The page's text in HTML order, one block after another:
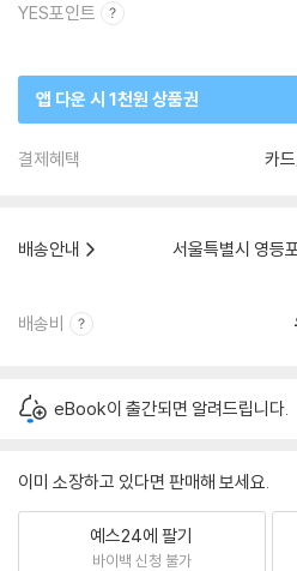
YES포인트
앱 다운 시 1천원 상품권
결제혜택 카
배송안내
서울특별시 영등
배송비
eBook이 출간되면 알려드립니다.
이미 소장하고 있다면 판매해 보세요.
예스24에 팔기
바이백 신청 불가